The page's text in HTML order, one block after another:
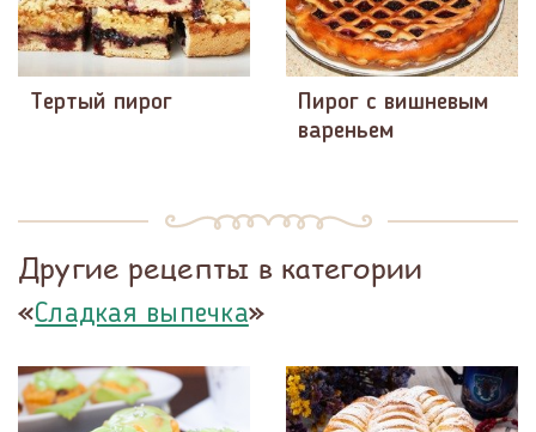
Тертый пирог
Пирог с вишневым
вареньем
Другие рецепты в категории
«Сладкая выпечка»